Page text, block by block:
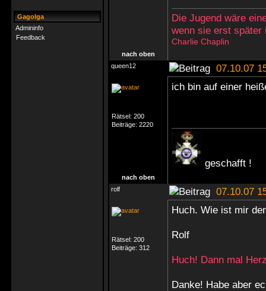
Gagolga
Admininfo
Feedback
Die Jugend wäre
wenn sie erst später
Charlie Chaplin
nach oben
queen12
07.10.07
Rätsel: 200
Beiträge: 2220
ich bin auf einer
geschafft !
nach oben
rolf
07.10.07
Rätsel: 200
Beiträge: 312
Huch. Wie ist mir
Rolf
Huch! Dann mal
Danke! Habe aber